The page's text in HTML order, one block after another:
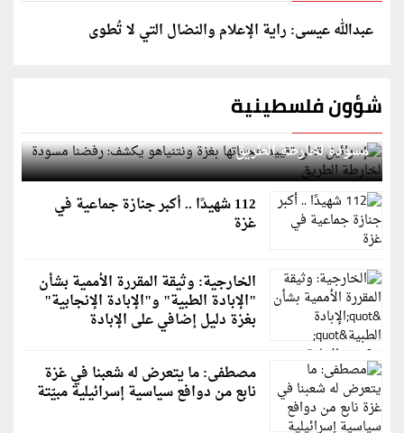
عبدالله عيسى: راية الإعلام والنضال التي لا تُطوى
شؤون فلسطينية
إسرائيل تعلن تقييد هجماتها بغزة ونتنياهو يكشف: رفضنا
مسودة لخارطة الطريق
112 شهيدًا .. أكبر جنازة جماعية في
غزة
الخارجية: وثيقة المقررة الأممية بشأن
"الإبادة الطبية" و"الإبادة الإنجابية"
بغزة دليل إضافي على الإبادة
مصطفى: ما يتعرض له شعبنا في غزة
نابع من دوافع سياسية إسرائيلية مبيّتة